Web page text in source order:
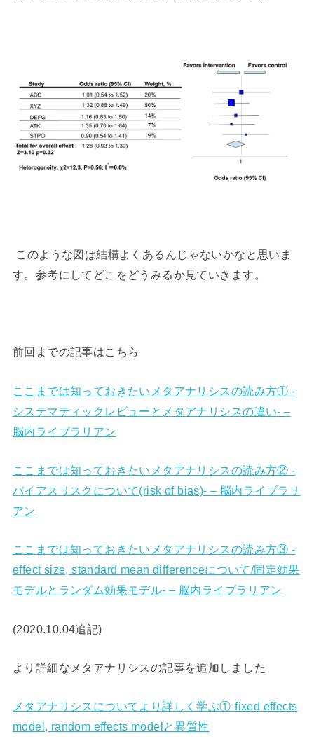
このような図は結構よくあるんじゃないかなと思いま
す。参考にしてどこをどうみるか見ていきます。
前回までの記事はこちら
ここまでは知っておきたいメタアナリシスの読み方① -
システマティックレビューとメタアナリシスの違い- –
脳内ライブラリアン
ここまでは知っておきたいメタアナリシスの読み方② -
バイアスリスクについて(risk of bias)- – 脳内ライブラリ
アン
ここまでは知っておきたいメタアナリシスの読み方③ -
effect size, standard mean differenceについて/固定効果
モデルとランダム効果モデル- – 脳内ライブラリアン
(2020.10.04追記)
より詳細なメタアナリシスの記事を追加しました
メタアナリシスについてより詳しく学ぶ①-fixed effects
model, random effects modelと異質性